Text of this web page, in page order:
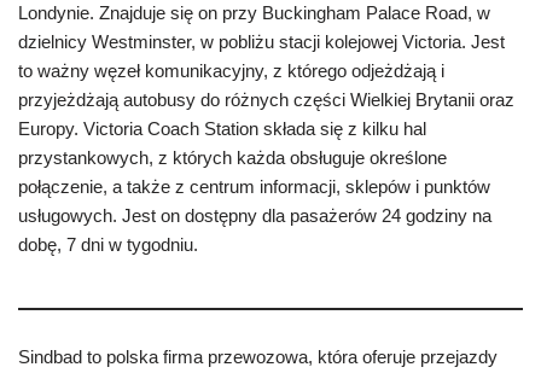
Londynie. Znajduje się on przy Buckingham Palace Road, w
dzielnicy Westminster, w pobliżu stacji kolejowej Victoria. Jest
to ważny węzeł komunikacyjny, z którego odjeżdżają i
przyjeżdżają autobusy do różnych części Wielkiej Brytanii oraz
Europy. Victoria Coach Station składa się z kilku hal
przystankowych, z których każda obsługuje określone
połączenie, a także z centrum informacji, sklepów i punktów
usługowych. Jest on dostępny dla pasażerów 24 godziny na
dobę, 7 dni w tygodniu.
Sindbad to polska firma przewozowa, która oferuje przejazdy